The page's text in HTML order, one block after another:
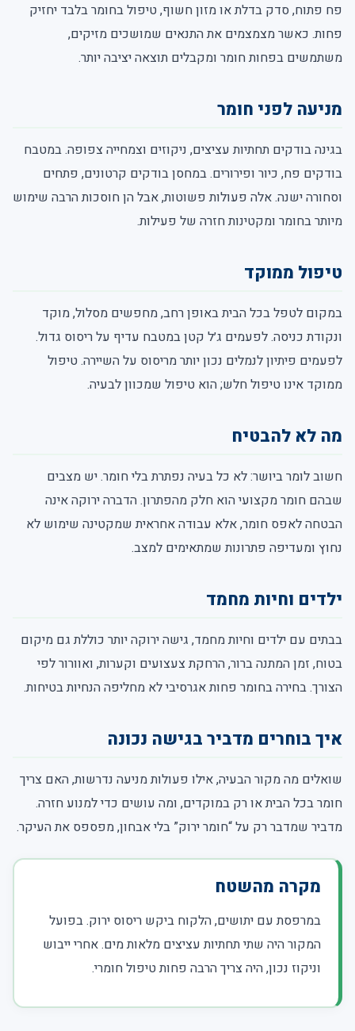
פח פתוח, סדק בדלת או מזון חשוף, טיפול בחומר בלבד יחזיק
פחות. כאשר מצמצמים את התנאים שמושכים מזיקים,
משתמשים בפחות חומר ומקבלים תוצאה יציבה יותר.
מניעה לפני חומר
בגינה בודקים תחתיות עציצים, ניקוזים וצמחייה צפופה. במטבח
בודקים פח, כיור ופירורים. במחסן בודקים קרטונים, פתחים
וסחורה ישנה. אלה פעולות פשוטות, אבל הן חוסכות הרבה שימוש
מיותר בחומר ומקטינות חזרה של פעילות.
טיפול ממוקד
במקום לטפל בכל הבית באופן רחב, מחפשים מסלול, מוקד
ונקודת כניסה. לפעמים ג׳ל קטן במטבח עדיף על ריסוס גדול.
לפעמים פיתיון לנמלים נכון יותר מריסוס על השיירה. טיפול
ממוקד אינו טיפול חלש; הוא טיפול שמכוון לבעיה.
מה לא להבטיח
חשוב לומר ביושר: לא כל בעיה נפתרת בלי חומר. יש מצבים
שבהם חומר מקצועי הוא חלק מהפתרון. הדברה ירוקה אינה
הבטחה לאפס חומר, אלא עבודה אחראית שמקטינה שימוש לא
נחוץ ומעדיפה פתרונות שמתאימים למצב.
ילדים וחיות מחמד
בבתים עם ילדים וחיות מחמד, גישה ירוקה יותר כוללת גם מיקום
בטוח, זמן המתנה ברור, הרחקת צעצועים וקערות, ואוורור לפי
הצורך. בחירה בחומר פחות אגרסיבי לא מחליפה הנחיות בטיחות.
איך בוחרים מדביר בגישה נכונה
שואלים מה מקור הבעיה, אילו פעולות מניעה נדרשות, האם צריך
חומר בכל הבית או רק במוקדים, ומה עושים כדי למנוע חזרה.
מדביר שמדבר רק על “חומר ירוק” בלי אבחון, מפספס את העיקר.
מקרה מהשטח
במרפסת עם יתושים, הלקוח ביקש ריסוס ירוק. בפועל
המקור היה שתי תחתיות עציצים מלאות מים. אחרי ייבוש
וניקוז נכון, היה צריך הרבה פחות טיפול חומרי.